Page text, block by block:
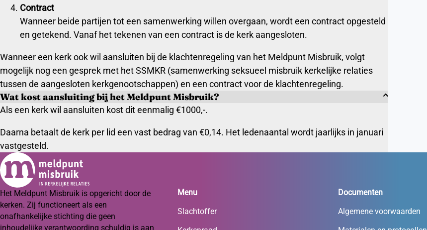
Contract
Wanneer beide partijen tot een samenwerking willen overgaan, wordt een contract opgesteld
en getekend. Vanaf het tekenen van een contract is de kerk aangesloten.
Wanneer een kerk ook wil aansluiten bij de klachtenregeling van het Meldpunt Misbruik, volgt
mogelijk nog een gesprek met het SSMKR (samenwerking seksueel misbruik kerkelijke relaties
tussen de aangesloten kerkgenootschappen) en een contract voor de klachtenregeling.
Wat kost aansluiting bij het Meldpunt Misbruik?
Als een kerk wil aansluiten kost dit eenmalig €1000,-.
Daarna betaalt de kerk per lid een vast bedrag van €0,14. Het ledenaantal wordt jaarlijks in januari
vastgesteld.
Het Meldpunt Misbruik is opgericht door de
kerken. Zij functioneert als een
onafhankelijke stichting die geen
inhoudelijke verantwoording schuldig is aan
Menu
Slachtoffer
Documenten
Algemene voorwaarden